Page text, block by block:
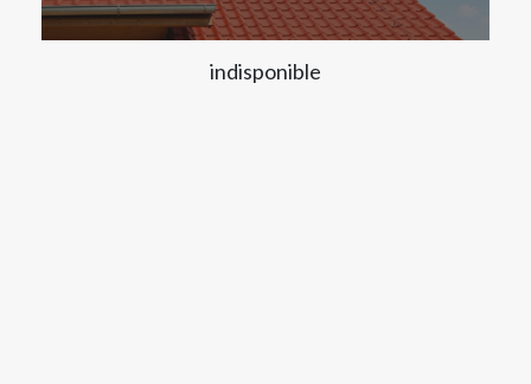
indisponible